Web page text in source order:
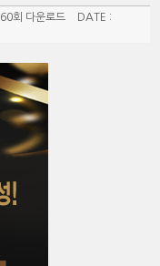
60회 다운로드
DATE :